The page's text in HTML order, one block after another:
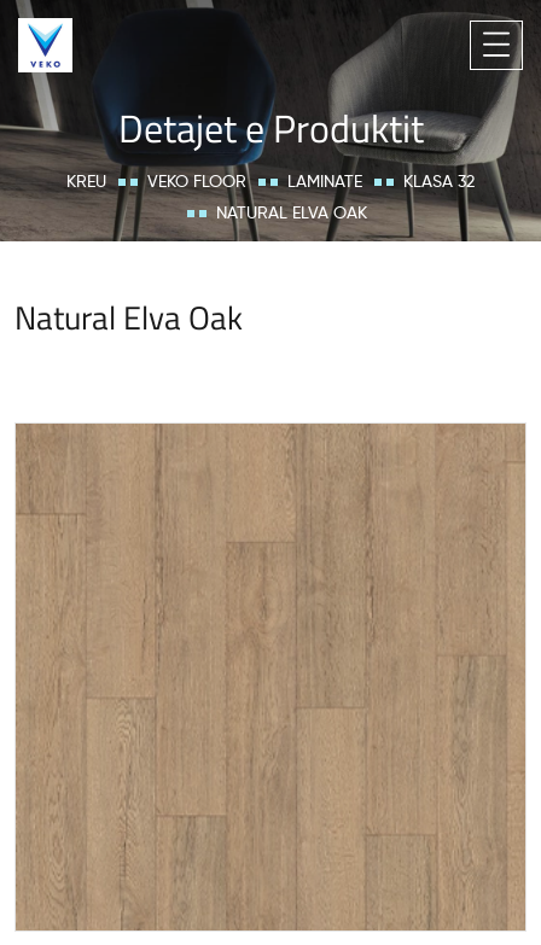
Detajet e Produktit
KREU VEKO FLOOR LAMINATE
KLASA 32
NATURAL ELVA OAK
Natural Elva Oak